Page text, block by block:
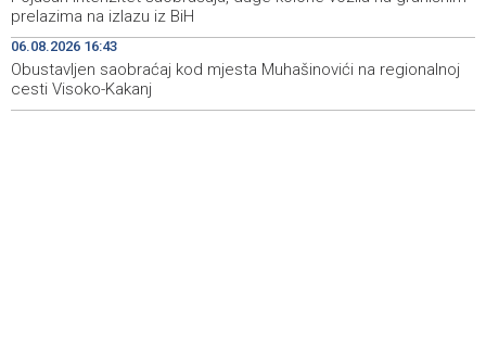
19:00
prelazima na izlazu iz BiH
06.08.2026 16:43
Obustavljen saobraćaj kod mjesta Muhašinovići na regionalnoj
cesti Visoko-Kakanj